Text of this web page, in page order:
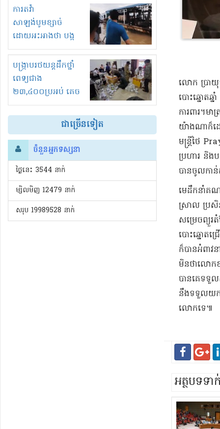
រត់ឌុបហើយ
ការតវ៉ា
សាឡង់បូមខ្សាច់
ដោយអះអាងថា បង្ក
បាក់ច្រាំងទន្លេ និង
រំខានទាំងយប់ទាំងថ្ងៃ
បង្ក្រាបរថយន្តដឹកថ្នាំ
ពេទ្យជាង
២៣,៤០០ប្រអប់ គេច
ពន្ធនិងអត់ច្បាប់នាំ
ចូល!?
ជាច្រើនទៀត
ចំនួនអ្នកទស្សនា
ថ្ងៃនេះ​ 3544 នាក់
ម្សិលមិញ 12479 នាក់
សរុប 19989528 នាក់
លោក ប្រា​យុ
បោះឆ្នោត​ឆ្
ការពារ។​​ម
យ៉ាងណា​ក៏ដោ
មន្ត្រី​ថៃ
ប្រហារ និង​
បាន​ចូលកា
មេដឹកនាំ​គ
ស្រាល ប្រ
សម្រេច​ព្យួរ​
បោះឆ្នោត​ជ្
ក៏បាន​អំពា
មិន​ថា​លោក​
បានគេទទួល
នឹង​ទទួលយក​
លោក​ទេ​៕
អត្ថបទទ